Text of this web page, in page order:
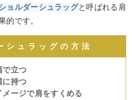
ョルダーシュラッグと呼ばれる肩
的です。
シュラッグの方法
で立つ
に持つ
メージで肩をすくめる